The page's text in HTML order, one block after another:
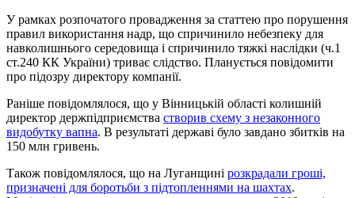
У рамках розпочатого провадження за статтею про порушення
правил використання надр, що спричинило небезпеку для
навколишнього середовища і спричинило тяжкі наслідки (ч.1
ст.240 КК України) триває слідство. Планується повідомити
про підозру директору компанії.
Раніше повідомлялося, що у Вінницькій області колишній
директор держпідприємства створив схему з незаконного
видобутку вапна. В результаті державі було завдано збитків на
150 млн гривень.
Також повідомлялося, що на Луганщині розкрадали гроші,
призначені для боротьби з підтопленнями на шахтах.